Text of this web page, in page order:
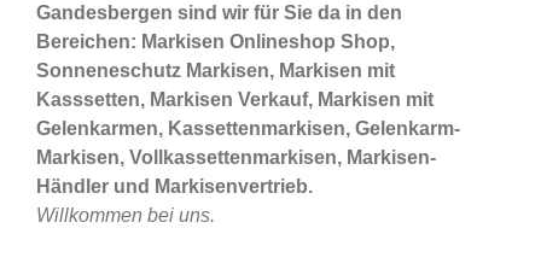
Gandesbergen sind wir für Sie da in den
Bereichen: Markisen Onlineshop Shop,
Sonneneschutz Markisen, Markisen mit
Kasssetten, Markisen Verkauf, Markisen mit
Gelenkarmen, Kassettenmarkisen, Gelenkarm-
Markisen, Vollkassettenmarkisen, Markisen-
Händler und Markisenvertrieb.
Willkommen bei uns.